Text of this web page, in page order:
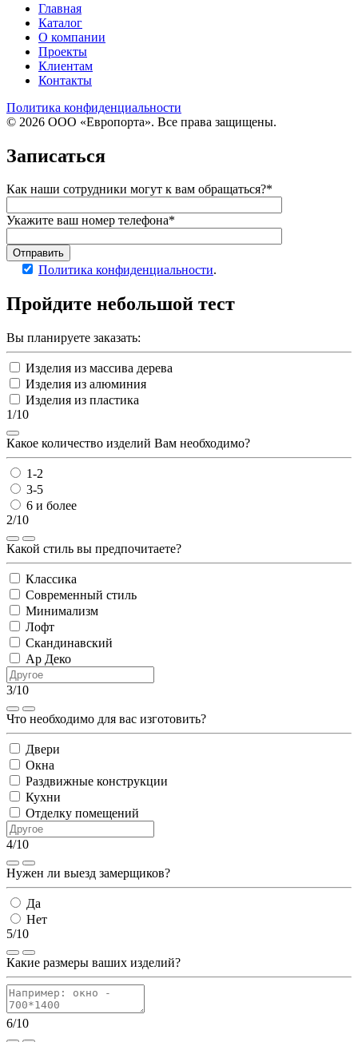
Главная
Каталог
О компании
Проекты
Клиентам
Контакты
Политика конфиденциальности
© 2026 ООО «Европорта». Все права защищены.
Записаться
Как наши сотрудники могут к вам обращаться?*
Укажите ваш номер телефона*
Отправить
Политика конфиденциальности.
Пройдите небольшой тест
Вы планируете заказать:
Изделия из массива дерева
Изделия из алюминия
Изделия из пластика
1/10
Какое количество изделий Вам необходимо?
1-2
3-5
6 и более
2/10
Какой стиль вы предпочитаете?
Классика
Современный стиль
Минимализм
Лофт
Скандинавский
Ар Деко
3/10
Что необходимо для вас изготовить?
Двери
Окна
Раздвижные конструкции
Кухни
Отделку помещений
4/10
Нужен ли выезд замерщиков?
Да
Нет
5/10
Какие размеры ваших изделий?
6/10